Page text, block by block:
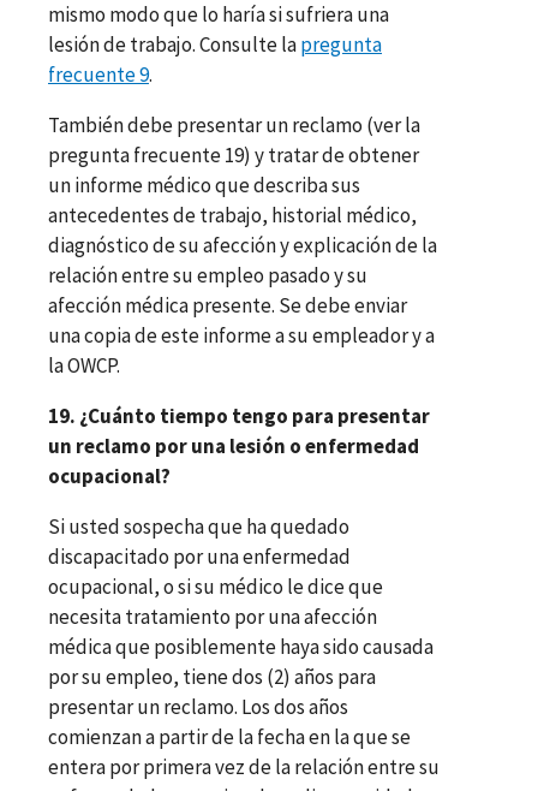
mismo modo que lo haría si sufriera una
lesión de trabajo. Consulte lapregunta
frecuente 9.
También debe presentar un reclamo (ver la
pregunta frecuente 19) y tratar de obtener
un informe médico que describa sus
antecedentes de trabajo, historial médico,
diagnóstico de su afección y explicación de la
relación entre su empleo pasado y su
afección médica presente. Se debe enviar
una copia de este informe a su empleador y a
la OWCP.
19. ¿Cuánto tiempo tengo para presentar
un reclamo por una lesión o enfermedad
ocupacional?
Si usted sospecha que ha quedado
discapacitado por una enfermedad
ocupacional, o si su médico le dice que
necesita tratamiento por una afección
médica que posiblemente haya sido causada
por su empleo, tiene dos (2) años para
presentar un reclamo. Los dos años
comienzan a partir de la fecha en la que se
entera por primera vez de la relación entre su